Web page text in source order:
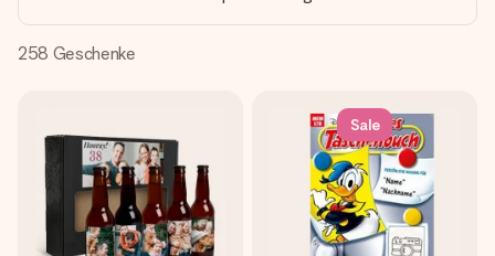
Montag - Freitag : 8:30 - 17:00 Uhr
Samstag - Sonntag : 8:30 - 13:00 Uhr
258 Geschenke
Sale